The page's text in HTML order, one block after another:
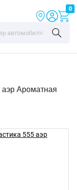
0
аэр Ароматная